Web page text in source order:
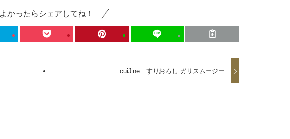
よかったらシェアしてね！
cuiJine｜すりおろし ガリスムージー